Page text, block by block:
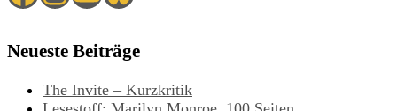
Neueste Beiträge
The Invite – Kurzkritik